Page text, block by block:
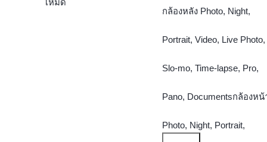
โหมด
กล้องหลัง Photo, Night,
Portrait, Video, Live Photo,
Slo-mo, Time-lapse, Pro,
Pano, Documentsกล้องหน้
Photo, Night, Portrait,